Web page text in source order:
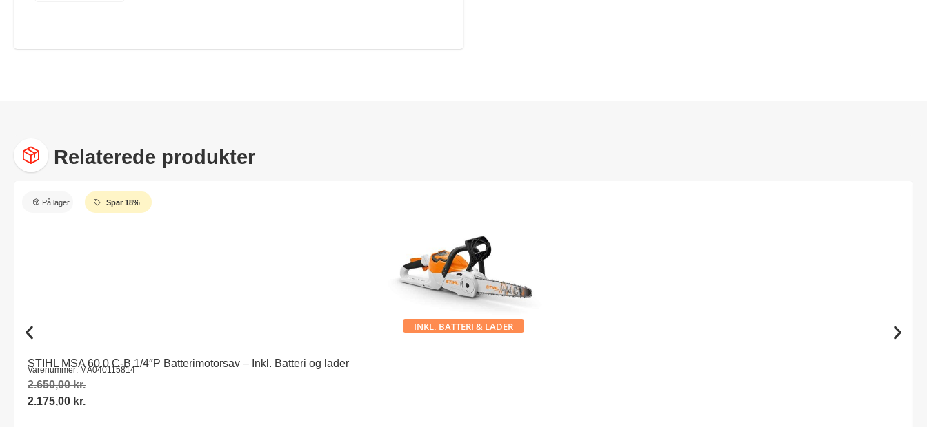
Relaterede produkter
På lager Spar 18%
INKL. BATTERI & LADER
STIHL MSA 60.0 C-B 1/4″P Batterimotorsav – Inkl. Batteri og lader
Varenummer: MA040115814
2.650,00kr.
2.175,00 kr.